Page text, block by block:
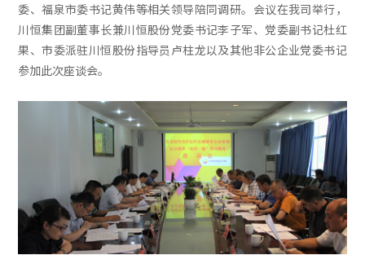
委、福泉市委书记黄伟等相关领导陪同调研。会议在我司举行，
川恒集团副董事长兼川恒股份党委书记李子军、党委副书记杜红
果、市委派驻川恒股份指导员卢柱龙以及其他非公企业党委书记
参加此次座谈会。